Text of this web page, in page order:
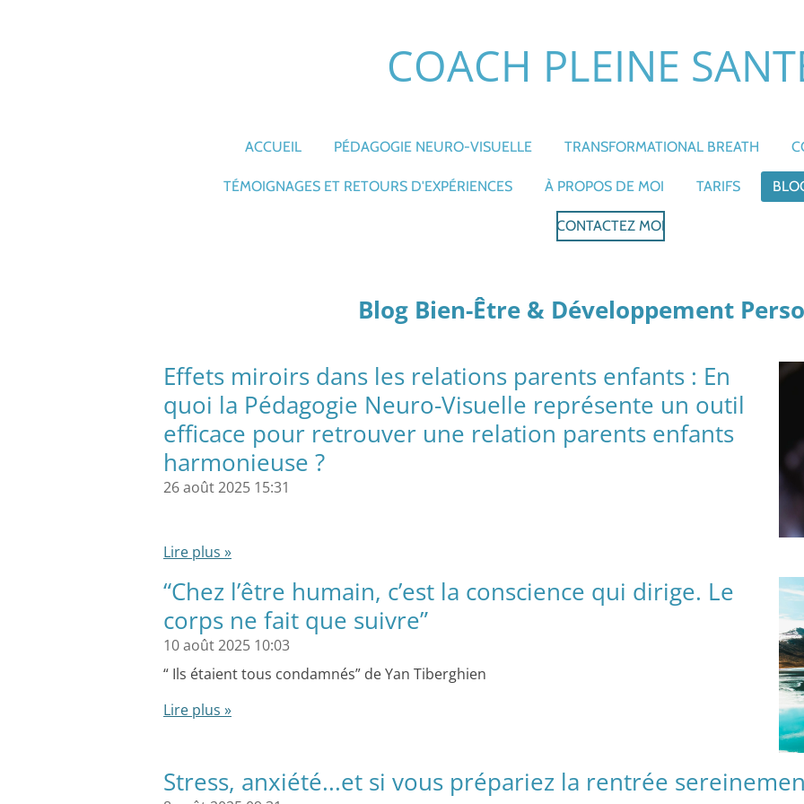
COACH PLEINE
ACCUEIL PÉDAGOGIE NEURO-VISUELLE TRANSFORMATIONAL BREATH
TÉMOIGNAGES ET RETOURS D'EXPÉRIENCES À PROPOS DE MOI TARIFS
CONTACTEZ MOI
Blog Bien-Être & Développement
Effets miroirs dans les relations parents enfants : En
quoi la Pédagogie Neuro-Visuelle représente un outil
efficace pour retrouver une relation parents enfants
harmonieuse ?
26 août 2025 15:31
Lire plus »
“Chez l’être humain, c’est la conscience qui dirige. Le
corps ne fait que suivre”
10 août 2025 10:03
“ Ils étaient tous condamnés” de Yan Tiberghien
Lire plus »
Stress, anxiété...et si vous prépariez la rentrée